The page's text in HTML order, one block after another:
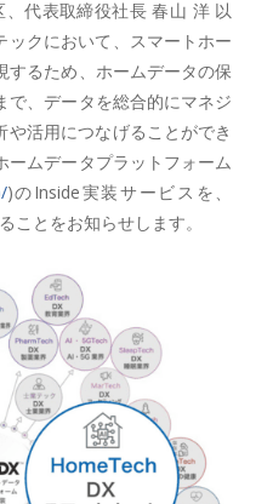
代表取締役社長 春山 洋 以
ックにおいて、スマートホー
するため、ホームデータの保
で、データを総合的にマネジ
活用につなげることができ
ームデータプラットフォーム
)のInside実装サービスを、
ことをお知らせします。